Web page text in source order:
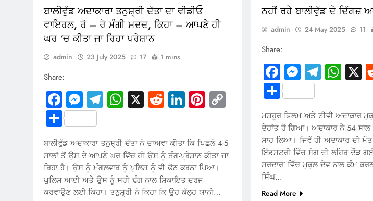
ਬਾਲੀਵੁੱਡ ਅਦਾਕਾਰਾ ਤਨੁਸ਼੍ਰੀ ਦੱਤਾ ਦਾ ਵੀਡੀਓ
ਵਾਇਰਲ, ਰੋ – ਰੋ ਮੰਗੀ ਮਦਦ, ਕਿਹਾ – ਆਪਣੇ ਹੀ
ਘਰ ‘ਚ ਕੀਤਾ ਜਾ ਰਿਹਾ ਪਰੇਸ਼ਾਨ
admin 23 July 2025 17 1 mins
Share:
Facebook
Messenger
Telegram
WhatsApp
X RedditLinkedInPinterest
Share
ਬਾਲੀਵੁੱਡ ਅਦਾਕਾਰਾ ਤਨੁਸ਼੍ਰੀ ਦੱਤਾ ਨੇ ਦਾਅਵਾ ਕੀਤਾ ਕਿ ਪਿਛਲੇ 4-5
ਸਾਲਾਂ ਤੋਂ ਉਸ ਦੇ ਆਪਣੇ ਘਰ ਵਿੱਚ ਹੀ ਉਸ ਨੂੰ ਤੰਗ-ਪ੍ਰੇਸ਼ਾਨ ਕੀਤਾ ਜਾ
ਰਿਹਾ ਹੈ। ਉਸ ਨੂੰ ਮੰਗਲਵਾਰ ਨੂੰ ਪੁਲਿਸ ਨੂੰ ਵੀ ਫ਼ੋਨ ਕਰਨਾ ਪਿਆ।
ਪੁਲਿਸ ਆਈ ਅਤੇ ਉਸ ਨੂੰ ਸਹੀ ਢੰਗ ਨਾਲ ਸ਼ਿਕਾਇਤ ਦਰਜ
ਕਰਵਾਉਣ ਲਈ ਕਿਹਾ। ਤਨੁਸ਼੍ਰੀ ਨੇ ਕਿਹਾ ਕਿ ਉਹ ਕੱਲ੍ਹ ਯਾਨੀ…
ਨਹੀਂ ਰਹੇ ਬਾਲੀਵੁੱਡ ਦੇ ਦਿੱਗਜ਼
admin 24 May 2025 11
Share:
Facebook X
Share
ਮਸ਼ਹੂਰ ਫਿਲਮ ਅਤੇ ਟੀਵੀ ਅਦਾਕਾਰ
ਦੇਹਾਂਤ ਹੋ ਗਿਆ। ਅਦਾਕਾਰ ਨੇ 54
ਸਾਹ ਲਿਆ। ਜਿਵੇਂ ਹੀ ਅਦਾਕਾਰ ਦੀ
ਇੰਡਸਟਰੀ ਵਿੱਚ ਸੋਗ ਦੀ ਲਹਿਰ ਦੌੜ
ਸਰਦਾਰ’ ਵਿੱਚ ਮੁਕੁਲ ਦੇਵ ਨਾਲ ਕੰਮ
ਸਿੰਘ…
Read More